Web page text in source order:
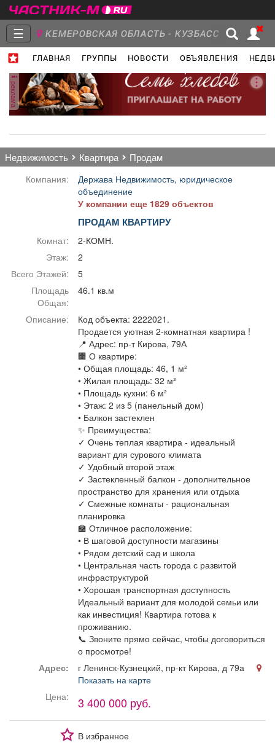
☰ КЕМЕРОВСКАЯ ОБЛАСТЬ - КУЗБАСС
ГЛАВНАЯ ГРУППЫ НОВОСТИ ОБЪЯВЛЕНИЯ
Главная
Группы Новости
Поздравления
Я - пенсионер
реклама
недвижимость квартира продам
Компания:
Держава Недвижимость, юридическое
объединение
У компании еще 1829 объектов
ПРОДАМ КВАРТИРУ
Комнат:
2-КОМН.
Этаж:
2
Всего Этажей:
5
Площадь
Общая:
46.1 кв.м
Описание:
Код объекта: 2222021.
Продается уютная 2-комнатная квартира !
📍 Адрес: пр-т Кирова, 79А
🏢 О квартире:
• Общая площадь: 46, 1 м²
• Жилая площадь: 32 м²
• Площадь кухни: 6 м²
• Этаж: 2 из 5 (панельный дом)
• Балкон застеклен
✨ Преимущества:
✓ Очень теплая квартира - идеальный
вариант для сурового климата
✓ Удобный второй этаж
✓ Застекленный балкон - дополнительное
пространство для хранения или отдыха
✓ Смежные комнаты - рациональная
планировка
🏫 Отличное расположение:
• В шаговой доступности магазины
• Рядом детский сад и школа
• Центральная часть города с развитой
инфраструктурой
• Хорошая транспортная доступность
Идеальный вариант для молодой семьи или
как инвестиция! Квартира готова к
проживанию.
📞 Звоните прямо сейчас, чтобы договориться
о просмотре!
Адрес:
г Ленинск-Кузнецкий, пр-кт Кирова, д 79а
Показать на карте
Цена:
3 400 000 руб.
В избранное